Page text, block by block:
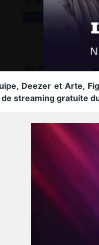
Deezer et Arte,
streaming gratuite